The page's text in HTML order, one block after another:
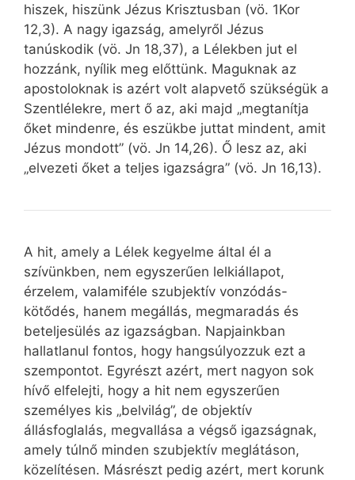
hiszek, hiszünk Jézus Krisztusban (vö. 1Kor
12,3). A nagy igazság, amelyről Jézus
tanúskodik (vö. Jn 18,37), a Lélekben jut el
hozzánk, nyílik meg előttünk. Maguknak az
apostoloknak is azért volt alapvető szükségük a
Szentlélekre, mert ő az, aki majd „megtanítja
őket mindenre, és eszükbe juttat mindent, amit
Jézus mondott” (vö. Jn 14,26). Ő lesz az, aki
„elvezeti őket a teljes igazságra” (vö. Jn 16,13).
A hit, amely a Lélek kegyelme által él a
szívünkben, nem egyszerűen lelkiállapot,
érzelem, valamiféle szubjektív vonzódás-
kötődés, hanem megállás, megmaradás és
beteljesülés az igazságban. Napjainkban
hallatlanul fontos, hogy hangsúlyozzuk ezt a
szempontot. Egyrészt azért, mert nagyon sok
hívő elfelejti, hogy a hit nem egyszerűen
személyes kis „belvilág”, de objektív
állásfoglalás, megvallása a végső igazságnak,
amely túlnő minden szubjektív meglátáson,
közelítésen. Másrészt pedig azért, mert korunk